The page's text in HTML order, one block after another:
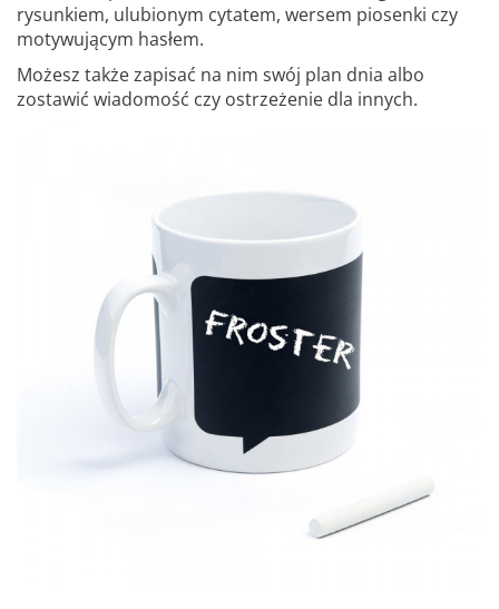
rysunkiem, ulubionym cytatem, wersem piosenki czy
motywującym hasłem.
Możesz także zapisać na nim swój plan dnia albo
zostawić wiadomość czy ostrzeżenie dla innych.